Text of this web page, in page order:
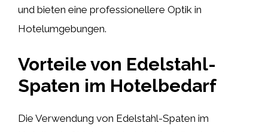
und bieten eine professionellere Optik in
Hotelumgebungen.
Vorteile von Edelstahl-
Spaten im Hotelbedarf
Die Verwendung von Edelstahl-Spaten im